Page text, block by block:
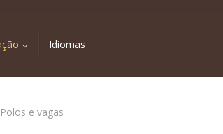
Idiomas
Polos e vagas